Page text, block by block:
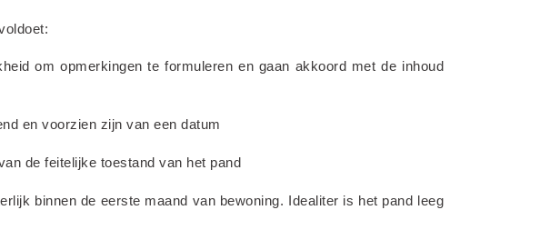
om opmerkingen te formuleren en gaan akkoord met de inhoud
en voorzien zijn van een datum
de feitelijke toestand van het pand
binnen de eerste maand van bewoning. Idealiter is het pand leeg